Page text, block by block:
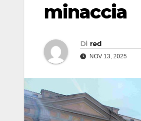
minaccia
Di red
NOV 13, 2025